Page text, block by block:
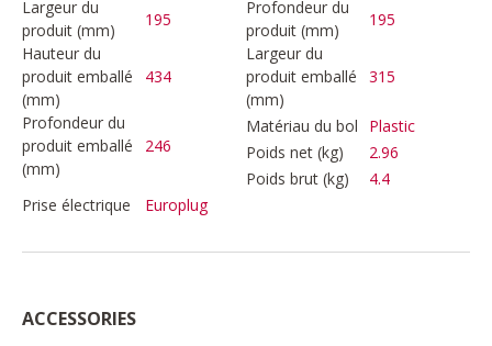
Largeur du
produit (mm)
195
Profondeur du
produit (mm)
195
Hauteur du
produit emballé
(mm)
434
Largeur du
produit emballé
(mm)
315
Profondeur du
produit emballé
(mm)
246
Matériau du bol
Plastic
Poids net (kg)
2.96
Poids brut (kg)
4.4
Prise électrique
Europlug
ACCESSORIES